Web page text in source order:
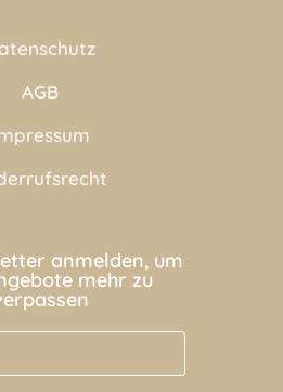
AGB
anmelden, um
mehr zu